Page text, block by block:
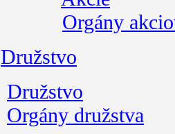
Orgány
Družstvo
Družstvo
Orgány družstva